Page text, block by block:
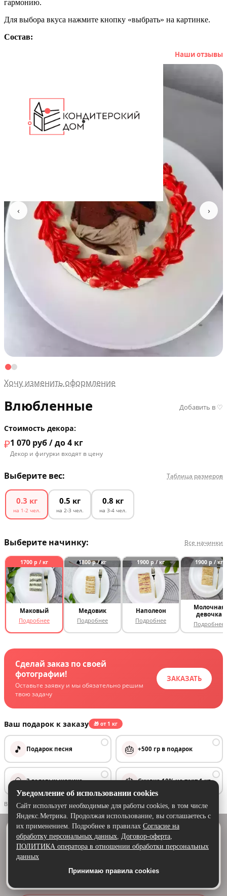
гармонию.
Для выбора вкуса нажмите кнопку «выбрать» на картинке.
Состав:
Наши отзывы
‹ ›
Хочу изменить оформление
Влюбленные Добавить в ♡
Стоимость декора:
₽1 070 руб / до 4 кг
Декор и фигурки входят в цену
Выберите вес: Таблица размеров
0.3 кг
на 1-2 чел.
0.5 кг
на 2-3 чел.
0.8 кг
на 3-4 чел.
Выберите начинку: Все начинки
1700 р / кг
Маковый
Подробнее
1800 р / кг
Медовик
Подробнее
1900 р / кг
Наполеон
Подробнее
1900 р / кг
Молочная
девочка
Подробнее
Сделай заказ по своей
фотографии!
Оставьте заявку и мы обязательно решим
твою задачу
ЗАКАЗАТЬ
Ваш подарок к заказу 🎁 от 1 кг
✓
🎵 Подарок песня
✓
🎂 +500 гр в подарок
✓
🎈 3 гелевых шарика
✓
🎂 Скидка 10% на торт 1 кг
Выбранную вами акцию рассчитает менеджер после оформления заказа.
Цена за торт весом 0.3 кг + декор
1 580
Удобнее в приложении
Скачайте приложение — быстрее и комфортнее,
чем через сайт.
Скачать в Google Play
Уведомление об использовании cookies
Сайт использует необходимые для работы cookies, в том числе
Яндекс.Метрика. Продолжая использование, вы соглашаетесь с
их применением. Подробнее в правилах Согласие на
обработку персональных данных, Договор-оферта,
ПОЛИТИКА оператора в отношении обработки персональных
данных
Принимаю правила cookies